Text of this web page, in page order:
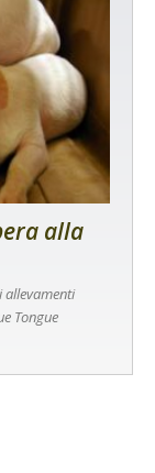
alla
allevamenti
Tongue